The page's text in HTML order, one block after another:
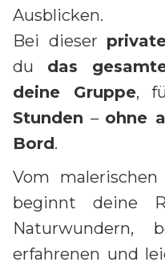
Ausblicken.
Bei dieser
du das
deine Gruppe,
Stunden – ohne
Bord.
Vom malerischen
beginnt deine
Naturwundern,
erfahrenen und